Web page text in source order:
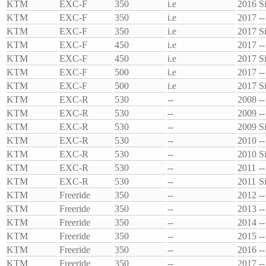
KTM
EXC-F 350 i.e 2016
KTM
EXC-F 350 i.e 2017 --
KTM
EXC-F 350 i.e 2017
KTM
EXC-F 450 i.e 2017 --
KTM
EXC-F 450 i.e 2017
KTM
EXC-F 500 i.e 2017 --
KTM
EXC-F 500 i.e 2017
KTM
EXC-R 530 -- 2008 --
KTM
EXC-R 530 -- 2009 --
KTM
EXC-R 530 -- 2009
KTM
EXC-R 530 -- 2010 --
KTM
EXC-R 530 -- 2010
KTM
EXC-R 530 -- 2011 --
KTM
EXC-R 530 -- 2011
KTM
Freeride 350 -- 2012 --
KTM
Freeride 350 -- 2013 --
KTM
Freeride 350 -- 2014 --
KTM
Freeride 350 -- 2015 --
KTM
Freeride 350 -- 2016 --
KTM
Freeride 350 -- 2017 --